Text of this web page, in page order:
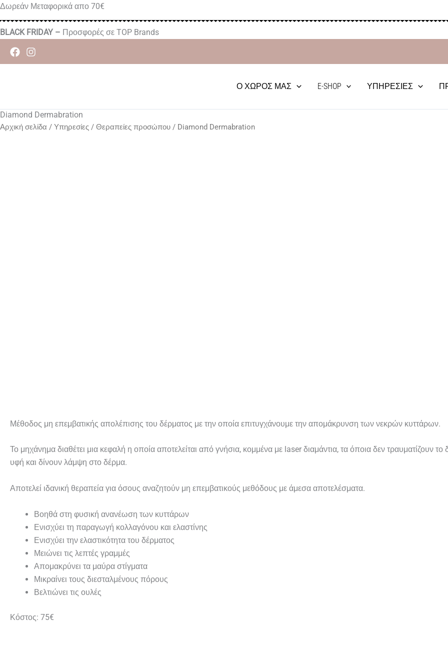
Μετάβαση
στο
περιεχόμενο
Δωρεάν Μεταφορικά απο 70€
BLACK FRIDAY – Προσφορές σε TOP Brands
Ο ΧΏΡΟΣ ΜΑΣ E-SHOP ΥΠΗΡΕΣΊΕΣ
Diamond Dermabration
Αρχική σελίδα / Υπηρεσίες / Θεραπείες προσώπου / Diamond Dermabration
Μέθοδος μη επεμβατικής απολέπισης του δέρματος με την οποία επιτυγχάνουμε την απομάκρυνση των νεκρών κυττάρων.
Το μηχάνημα διαθέτει μια κεφαλή η οποία αποτελείται από γνήσια, κομμένα με laser διαμάντια, τα όποια δεν τραυματίζουν το
υφή και δίνουν λάμψη στο δέρμα.
Αποτελεί ιδανική θεραπεία για όσους αναζητούν μη επεμβατικούς μεθόδους με άμεσα αποτελέσματα.
Βοηθά στη φυσική ανανέωση των κυττάρων
Ενισχύει τη παραγωγή κολλαγόνου και ελαστίνης
Ενισχύει την ελαστικότητα του δέρματος
Μειώνει τις λεπτές γραμμές
Απομακρύνει τα μαύρα στίγματα
Μικραίνει τους διεσταλμένους πόρους
Βελτιώνει τις ουλές
Κόστος: 75€